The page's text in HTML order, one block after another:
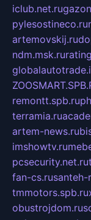
iclub.net.ru
pylesostineco.ru
artemovskij.ru
ndm.msk.ru
remontt.spb.ru
terramia.ru
artem-news.ru
imshowtv.ru
pcsecurity.net.ru
fan-cs.rusanteh-
tmmotors.spb.ru
obustrojdom.ru